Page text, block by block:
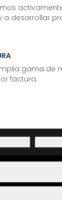
a desarrollar
gama de
factura.
·